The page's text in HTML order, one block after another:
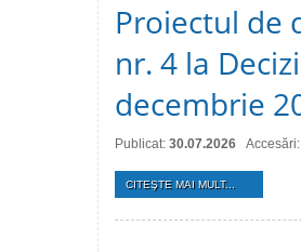
Proiectul de
nr. 4 la
decembrie
Publicat: 30.07.2026
CITEŞTE MAI MULT...